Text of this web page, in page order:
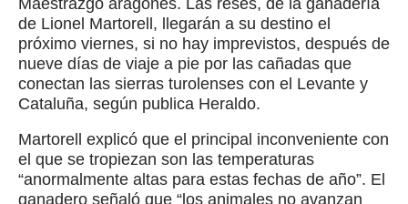
de Lionel Martorell, llegarán a su destino el
próximo viernes, si no hay imprevistos, después de
nueve días de viaje a pie por las cañadas que
conectan las sierras turolenses con el Levante y
Cataluña, según publica Heraldo.
Martorell explicó que el principal inconveniente con
el que se tropiezan son las temperaturas
“anormalmente altas para estas fechas de año”. El
ganadero señaló que “los animales no avanzan